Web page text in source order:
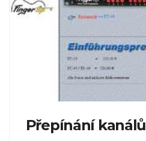
Přepínání kanálů